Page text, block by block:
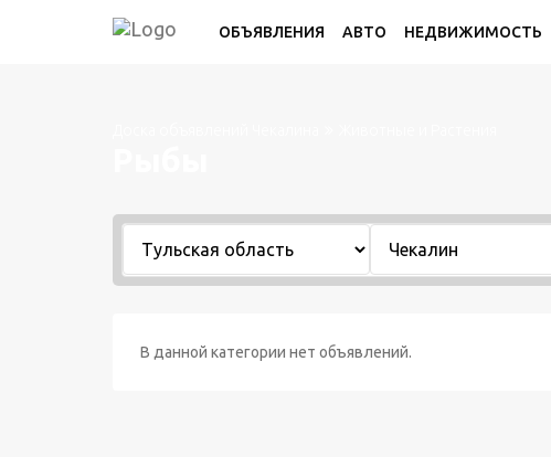
ОБЪЯВЛЕНИЯ АВТО НЕДВИЖИМОСТЬ
В данной категории нет объявлений.